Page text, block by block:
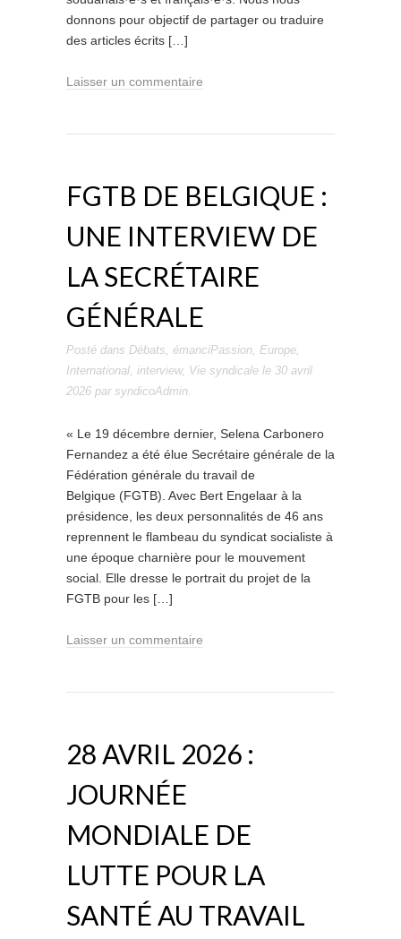
donnons pour objectif de partager ou traduire
des articles écrits […]
Laisser un commentaire
FGTB DE BELGIQUE :
UNE INTERVIEW DE
LA SECRÉTAIRE
GÉNÉRALE
Posté dans Débats, émanciPassion, Europe,
International, interview, Vie syndicale le 30 avril
2026 par syndicoAdmin.
« Le 19 décembre dernier, Selena Carbonero
Fernandez a été élue Secrétaire générale de la
Fédération générale du travail de
Belgique (FGTB). Avec Bert Engelaar à la
présidence, les deux personnalités de 46 ans
reprennent le flambeau du syndicat socialiste à
une époque charnière pour le mouvement
social. Elle dresse le portrait du projet de la
FGTB pour les […]
Laisser un commentaire
28 AVRIL 2026 :
JOURNÉE
MONDIALE DE
LUTTE POUR LA
SANTÉ AU TRAVAIL